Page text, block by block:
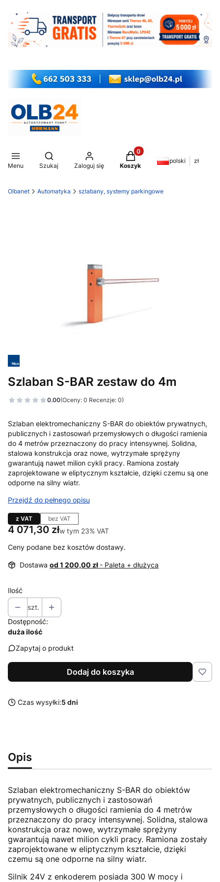
Menu
Otwórz wyszukiwarkę
Szukaj Zaloguj się
Produkty w koszyku: 0.
Koszyk
polski zł
Olbanet Automatyka szlabany, systemy parkingowe
Szlaban S-BAR zestaw do 4m
0.00(Oceny: 0 Recenzje: 0)
Szlaban elektromechaniczny S-BAR do obiektów prywatnych,
publicznych i zastosowań przemysłowych o długości ramienia
do 4 metrów przeznaczony do pracy intensywnej. Solidna,
stalowa konstrukcja oraz nowe, wytrzymałe sprężyny
gwarantują nawet milion cykli pracy. Ramiona zostały
zaprojektowane w eliptycznym kształcie, dzięki czemu są one
odporne na silny wiatr.
Przejdź do pełnego opisu
z VAT bez VAT
Cena
4 071,30 złw tym 23% VAT
w tym 23% VAT
Ceny podane bez kosztów dostawy.
Dostawa od 1 200,00 zł - Paleta + dłużyca
Ilość
szt.
Dostępność:
duża ilość
Zapytaj o produkt
Dodaj do koszyka
Czas wysyłki:5 dni
Opis
Szlaban elektromechaniczny S-BAR do obiektów
prywatnych, publicznych i zastosowań
przemysłowych o długości ramienia do 4 metrów
przeznaczony do pracy intensywnej. Solidna, stalowa
konstrukcja oraz nowe, wytrzymałe sprężyny
gwarantują nawet milion cykli pracy. Ramiona zostały
zaprojektowane w eliptycznym kształcie, dzięki
czemu są one odporne na silny wiatr.
Silnik 24V z enkoderem posiada 300 W mocy i